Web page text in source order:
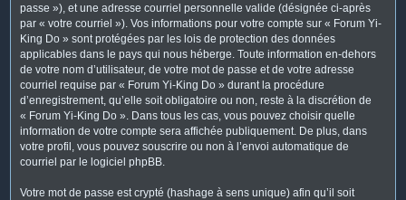
passe »), et une adresse courriel personnelle valide (désignée ci-après
par « votre courriel »). Vos informations pour votre compte sur « Forum Yi-
King Do » sont protégées par les lois de protection des données
applicables dans le pays qui nous héberge. Toute information en-dehors
de votre nom d’utilisateur, de votre mot de passe et de votre adresse
courriel requise par « Forum Yi-King Do » durant la procédure
d’enregistrement, qu’elle soit obligatoire ou non, reste à la discrétion de
« Forum Yi-King Do ». Dans tous les cas, vous pouvez choisir quelle
information de votre compte sera affichée publiquement. De plus, dans
votre profil, vous pouvez souscrire ou non à l’envoi automatique de
courriel par le logiciel phpBB.
Votre mot de passe est crypté (hashage à sens unique) afin qu’il soit